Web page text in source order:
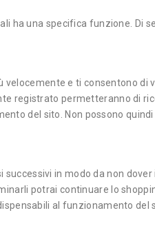
ha una specifica funzione. Di
e ti consentono di
registrato permetteranno di
del sito. Non possono
in modo da non
potrai continuare lo
al funzionamento del